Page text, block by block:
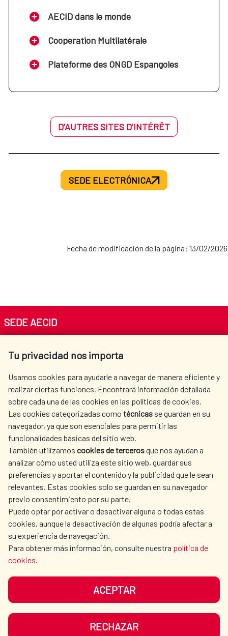
AECID dans le monde
Cooperation Multilatérale
Plateforme des ONGD Espangoles
D’AUTRES SITES D’INTÉRÊT
SEDE ELECTRÓNICA
Fecha de modificación de la página: 13/02/2026
Tu privacidad nos importa
Usamos cookies para ayudarle a navegar de manera eficiente y
realizar ciertas funciones. Encontrará información detallada
sobre cada una de las cookies en las políticas de cookies.
Las cookies categorizadas como técnicas se guardan en su
navegador, ya que son esenciales para permitir las
funcionalidades básicas del sitio web.
También utilizamos cookies de tercerosque nos ayudan a
analizar cómo usted utiliza este sitio web, guardar sus
preferencias y aportar el contenido y la publicidad que le sean
relevantes. Estas cookies solo se guardan en su navegador
previo consentimiento por su parte.
Puede optar por activar o desactivar alguna o todas estas
cookies, aunque la desactivación de algunas podría afectar a
su experiencia de navegación.
Para obtener más información, consulte nuestra política de
cookies.
ACEPTAR
RECHAZAR
SEDE AECID
Tel. +34 900 20 30 54​​​​​​​
AECID
OÙ NOUS COOPÉRONS
L'ACTION HUMANITAIRE
ESPAGNOLE
SALLE DE PRESSE
CULTURE ET SCIENCE BIBLIOTHÈQUE
NOS RÉSEAUX SOCIAUX
PROTECTION DES DONNÉES
PLAN DU SITE